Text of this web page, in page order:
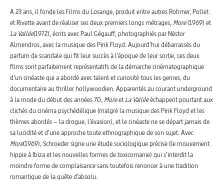
A 23 ans, il fonde les Films du Losange, produit entre autres Rohmer, Pollet
et Rivette avant de réaliser ses deux premiers longs métrages, More(1969) et
La Vallée(1972), écrits avec Paul Gégauff, photographiés par Néstor
Almendros, avec la musique des Pink Floyd. Aujourd’hui débarrassés du
parfum de scandale qui fit leur succès à l’époque de leur sortie, ces deux
films sont parfaitement représentatifs de la démarche cinématographique
d’un cinéaste qui a abordé avec talent et curiosité tous les genres, du
documentaire au thriller hollywoodien. Apparentés au courant underground
à la mode du début des années 70, Moreet La Valléeéchappent pourtant aux
clichés du cinéma psychédélique (malgré la musique des Pink Floyd et les
thèmes abordés – la drogue, l’évasion), et le cinéaste ne se départ jamais de
sa lucidité et d’une approche toute ethnographique de son sujet. Avec
More(1969), Schroeder signe une étude sociologique précise (le mouvement
hippie à Ibiza et les nouvelles formes de toxicomanie) qui s’interdit la
moindre forme de complaisance sans toutefois renoncer à une tradition
romantique de la quête d’absolu.